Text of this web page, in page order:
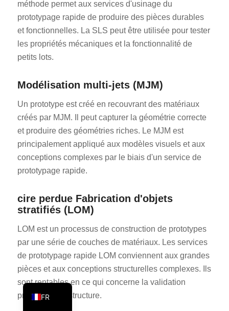
méthode permet aux services d'usinage du
prototypage rapide de produire des pièces durables
et fonctionnelles. La SLS peut être utilisée pour tester
les propriétés mécaniques et la fonctionnalité de
petits lots.
Modélisation multi-jets (MJM)
Un prototype est créé en recouvrant des matériaux
créés par MJM. Il peut capturer la géométrie correcte
et produire des géométries riches. Le MJM est
principalement appliqué aux modèles visuels et aux
conceptions complexes par le biais d'un service de
prototypage rapide.
cire perdue Fabrication d'objets
stratifiés (LOM)
LOM est un processus de construction de prototypes
par une série de couches de matériaux. Les services
de prototypage rapide LOM conviennent aux grandes
pièces et aux conceptions structurelles complexes. Ils
sont rentables en ce qui concerne la validation
précoce de la structure.
FR
EN
DE
RU
NL
PL
AR
ES
JA
KO
DA
FI
NB